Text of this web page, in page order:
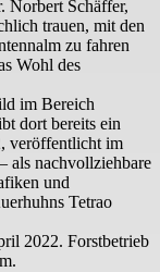
Norbert Schäffer,
trauen, mit den
zu fahren
Wohl des
im Bereich
dort bereits ein
veröffentlicht im
als nachvollziehbare
und
Tetrao
2022. Forstbetrieb